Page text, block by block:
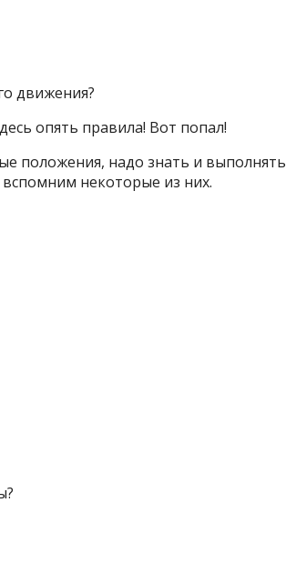
движения?
опять правила! Вот попал!
положения, надо знать и выполнять
некоторые из них.